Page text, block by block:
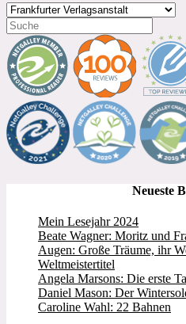
Kategorien
Neueste
Mein Lesejahr 2024
Beate Wagner: Moritz und
Augen: Große Träume, ihr
Weltmeistertitel
Angela Marsons: Die erste
Daniel Mason: Der
Caroline Wahl: 22 Bahnen